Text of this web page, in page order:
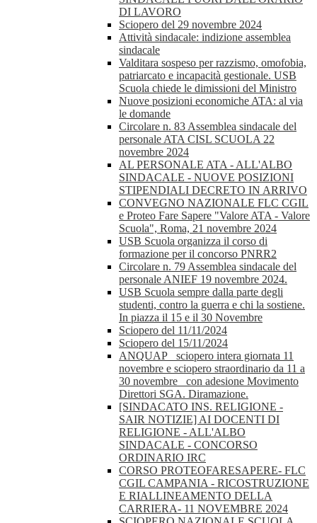
DI LAVORO
Sciopero del 29 novembre 2024
Attività sindacale: indizione assemblea
sindacale
Valditara sospeso per razzismo, omofobia,
patriarcato e incapacità gestionale. USB
Scuola chiede le dimissioni del Ministro
Nuove posizioni economiche ATA: al via
le domande
Circolare n. 83 Assemblea sindacale del
personale ATA CISL SCUOLA 22
novembre 2024
AL PERSONALE ATA - ALL'ALBO
SINDACALE - NUOVE POSIZIONI
STIPENDIALI DECRETO IN ARRIVO
CONVEGNO NAZIONALE FLC CGIL
e Proteo Fare Sapere "Valore ATA - Valore
Scuola", Roma, 21 novembre 2024
USB Scuola organizza il corso di
formazione per il concorso PNRR2
Circolare n. 79 Assemblea sindacale del
personale ANIEF 19 novembre 2024.
USB Scuola sempre dalla parte degli
studenti, contro la guerra e chi la sostiene.
In piazza il 15 e il 30 Novembre
Sciopero del 11/11/2024
Sciopero del 15/11/2024
ANQUAP_ sciopero intera giornata 11
novembre e sciopero straordinario da 11 a
30 novembre_ con adesione Movimento
Direttori SGA. Diramazione.
[SINDACATO INS. RELIGIONE -
SAIR NOTIZIE] AI DOCENTI DI
RELIGIONE - ALL'ALBO
SINDACALE - CONCORSO
ORDINARIO IRC
CORSO PROTEOFARESAPERE- FLC
CGIL CAMPANIA - RICOSTRUZIONE
E RIALLINEAMENTO DELLA
CARRIERA- 11 NOVEMBRE 2024